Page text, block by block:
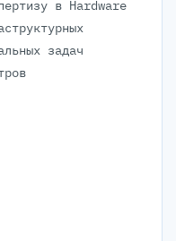
в Hardware
задач